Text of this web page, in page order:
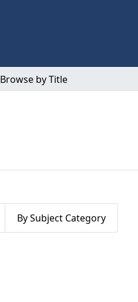
Browse by Title
By Subject Category